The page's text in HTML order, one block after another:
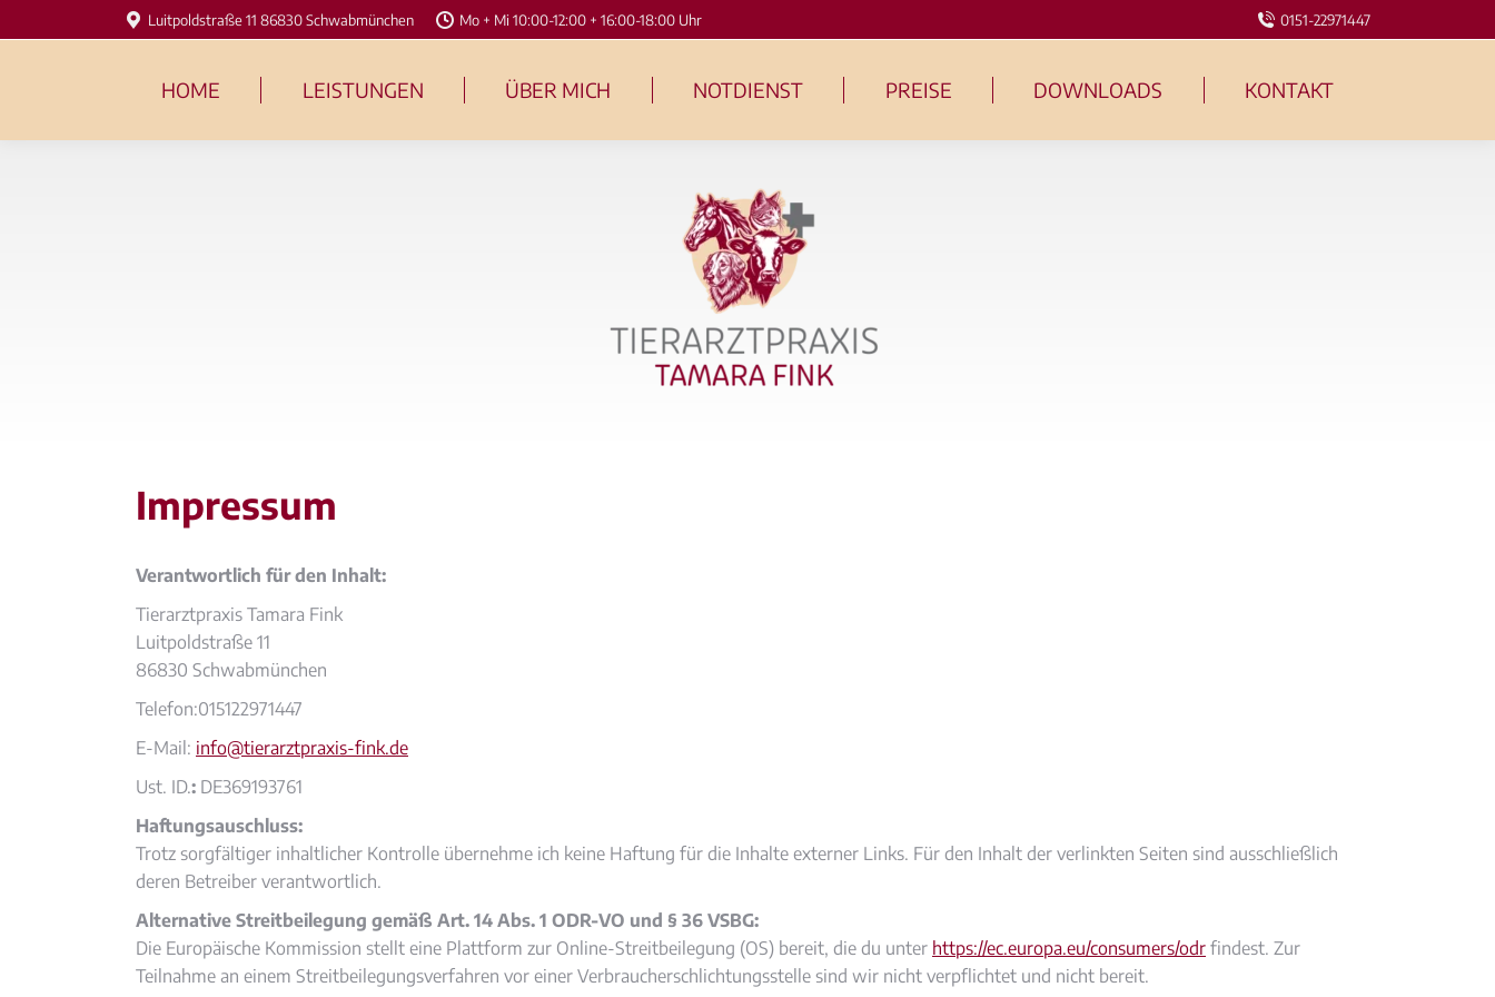
Luitpoldstraße 11 86830 Schwabmünchen Mo + Mi 10:00-12:00 + 16:00-18:00 Uhr 0151-22971447
HOME LEISTUNGEN ÜBER MICH NOTDIENST PREISE DOWNLOADS KONTAKT
Impressum
Verantwortlich für den Inhalt:
Tierarztpraxis Tamara Fink
Luitpoldstraße 11
86830 Schwabmünchen
Telefon:015122971447
E-Mail: info@tierarztpraxis-fink.de
Ust. ID.: DE369193761
Haftungsauschluss:
Trotz sorgfältiger inhaltlicher Kontrolle übernehme ich keine Haftung für die Inhalte externer Links. Für den Inhalt der verlinkten Seiten sind ausschließlich
deren Betreiber verantwortlich.
Alternative Streitbeilegung gemäß Art. 14 Abs. 1 ODR-VO und § 36 VSBG:
Die Europäische Kommission stellt eine Plattform zur Online-Streitbeilegung (OS) bereit, die du unter https://ec.europa.eu/consumers/odr findest. Zur
Teilnahme an einem Streitbeilegungsverfahren vor einer Verbraucherschlichtungsstelle sind wir nicht verpflichtet und nicht bereit.